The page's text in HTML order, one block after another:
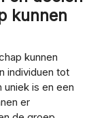
kunnen
kunnen
individuen tot
is en een
er